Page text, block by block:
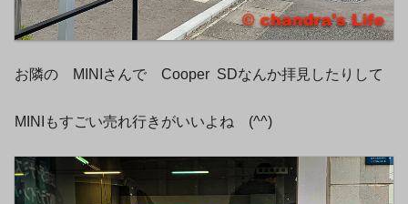
お隣の MINIさんで Cooper SDなんか拝見したりして
MINIもすごい売れ行きがいいよね (^^)